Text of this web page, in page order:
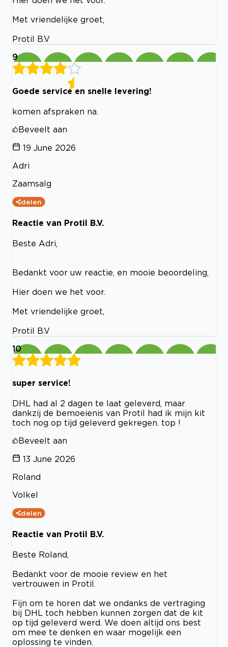
Met vriendelijke groet,
Protil B.V
9
Goede service en snelle levering!
komen afspraken na.
Beveelt aan
19 June 2026
Adri
Zaamsalg
delen
Reactie van Protil B.V.
Beste Adri,
Bedankt voor uw reactie, en mooie beoordeling,
Hier doen we het voor.
Met vriendelijke groet,
Protil B.V
10
super service!
DHL had al 2 dagen te laat geleverd, maar
dankzij de bemoeienis van Protil had ik mijn kit
toch nog op tijd geleverd gekregen. top !
Beveelt aan
13 June 2026
Roland
Volkel
delen
Reactie van Protil B.V.
Beste Roland,
Bedankt voor de mooie review en het
vertrouwen in Protil.
Fijn om te horen dat we ondanks de vertraging
bij DHL toch hebben kunnen zorgen dat de kit
op tijd geleverd werd. We doen altijd ons best
om mee te denken en waar mogelijk een
oplossing te vinden.